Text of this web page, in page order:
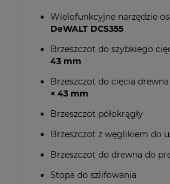
Wielofunkcyjne narzędzie
DeWALT DCS355
Brzeszczot do szybkiego
43 mm
Brzeszczot do cięcia
× 43 mm
Brzeszczot półokrągły
Brzeszczot z węglikiem do
Brzeszczot do drewna do
Stopa do szlifowania